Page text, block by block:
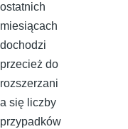
ostatnich
miesiącach
dochodzi
przecież do
rozszerzani
a się liczby
przypadków